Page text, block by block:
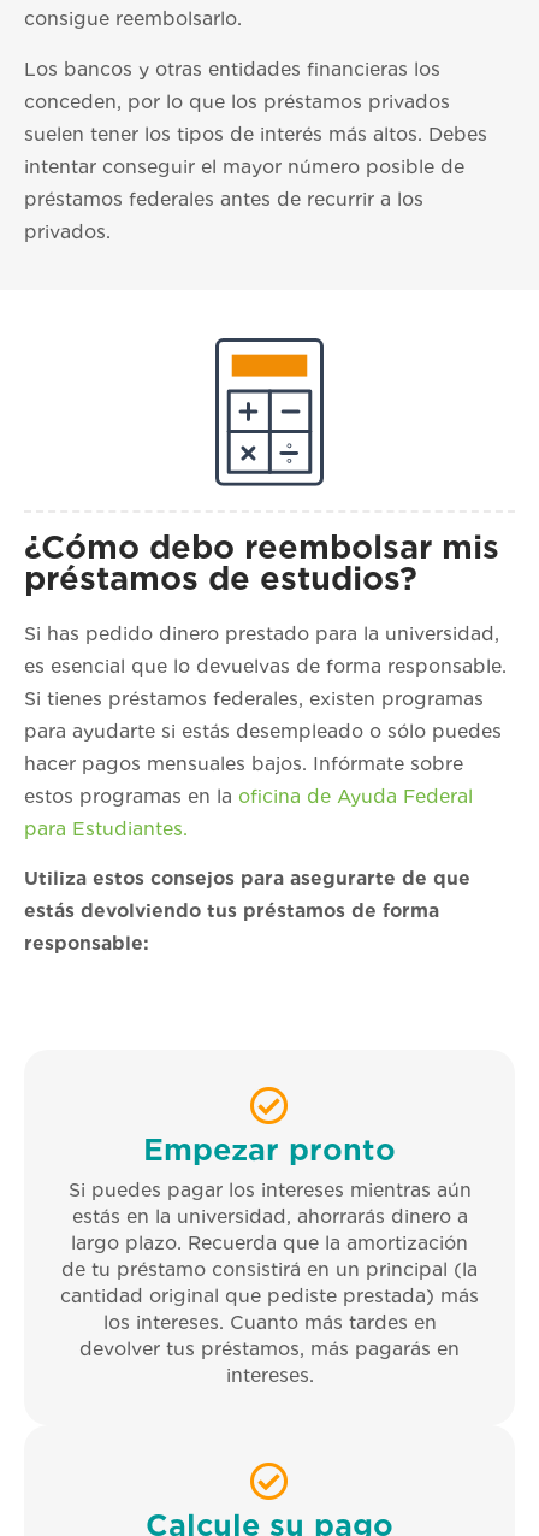
consigue reembolsarlo.
Los bancos y otras entidades financieras los
conceden, por lo que los préstamos privados
suelen tener los tipos de interés más altos. Debes
intentar conseguir el mayor número posible de
préstamos federales antes de recurrir a los
privados.
¿Cómo debo reembolsar mis
préstamos de estudios?
Si has pedido dinero prestado para la universidad,
es esencial que lo devuelvas de forma responsable.
Si tienes préstamos federales, existen programas
para ayudarte si estás desempleado o sólo puedes
hacer pagos mensuales bajos. Infórmate sobre
estos programas en la oficina de Ayuda Federal
para Estudiantes.
Utiliza estos consejos para asegurarte de que
estás devolviendo tus préstamos de forma
responsable:
Empezar pronto
Si puedes pagar los intereses mientras aún
estás en la universidad, ahorrarás dinero a
largo plazo. Recuerda que la amortización
de tu préstamo consistirá en un principal (la
cantidad original que pediste prestada) más
los intereses. Cuanto más tardes en
devolver tus préstamos, más pagarás en
intereses.
Calcule su pago